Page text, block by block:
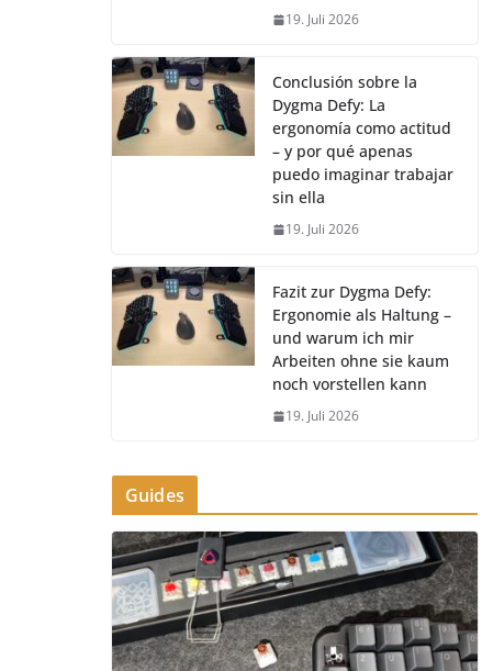
19. Juli 2026
Conclusión sobre la
Dygma Defy: La
ergonomía como actitud
– y por qué apenas
puedo imaginar trabajar
sin ella
19. Juli 2026
Fazit zur Dygma Defy:
Ergonomie als Haltung –
und warum ich mir
Arbeiten ohne sie kaum
noch vorstellen kann
19. Juli 2026
Guides